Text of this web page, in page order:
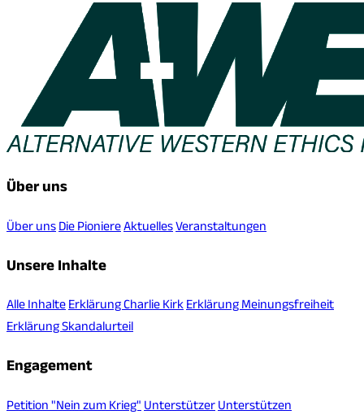
Über uns
Über unsDie PioniereAktuellesVeranstaltungen
Unsere Inhalte
Alle InhalteErklärung Charlie KirkErklärung Meinungsfreiheit
Erklärung Skandalurteil
Engagement
Petition "Nein zum Krieg"UnterstützerUnterstützen